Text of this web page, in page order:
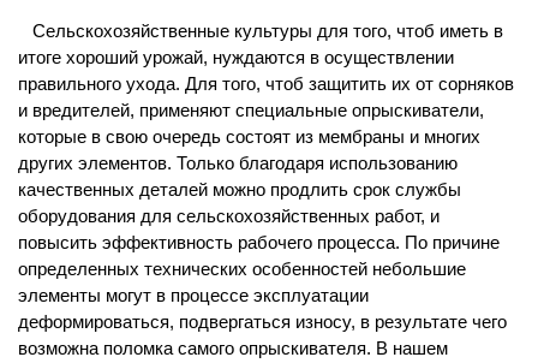
Сельскохозяйственные культуры для того, чтоб иметь в
итоге хороший урожай, нуждаются в осуществлении
правильного ухода. Для того, чтоб защитить их от сорняков
и вредителей, применяют специальные опрыскиватели,
которые в свою очередь состоят из мембраны и многих
других элементов. Только благодаря использованию
качественных деталей можно продлить срок службы
оборудования для сельскохозяйственных работ, и
повысить эффективность рабочего процесса. По причине
определенных технических особенностей небольшие
элементы могут в процессе эксплуатации
деформироваться, подвергаться износу, в результате чего
возможна поломка самого опрыскивателя. В нашем